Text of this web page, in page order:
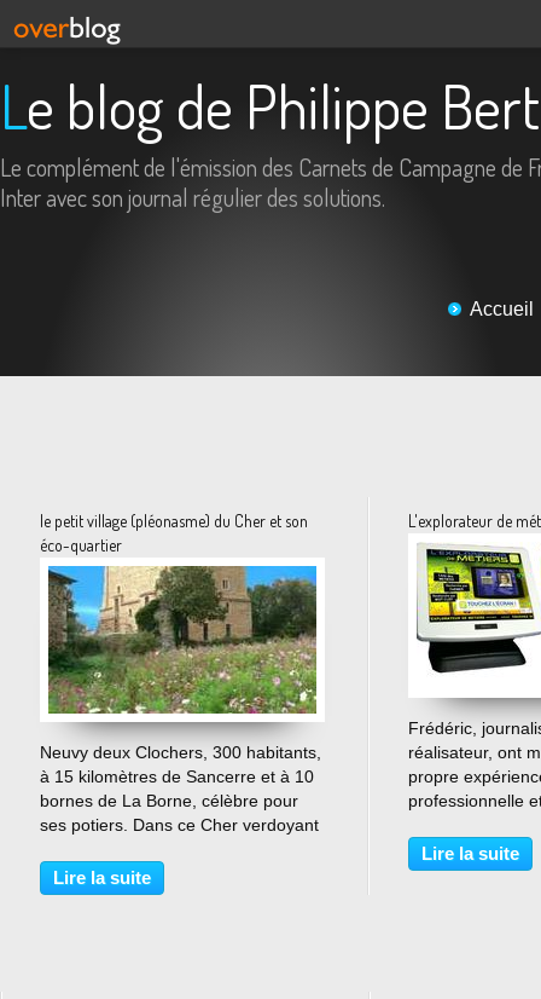
Le blog de Philippe
Le complément de l'émission des Carnets de Campagne de
Inter avec son journal régulier des solutions.
Accueil
le petit village (pléonasme) du Cher et son
éco-quartier
…
Neuvy deux Clochers, 300 habitants,
à 15 kilomètres de Sancerre et à 10
bornes de La Borne, célèbre pour
ses potiers. Dans ce Cher verdoyant
s'effacent avec le temps faute
d'habitants,de sang neuf et
Lire la suite
L'explorateur de
Frédéric,
réalisateur, ont
propre
professionnelle
interactive
desmétiers.
Lire la suite